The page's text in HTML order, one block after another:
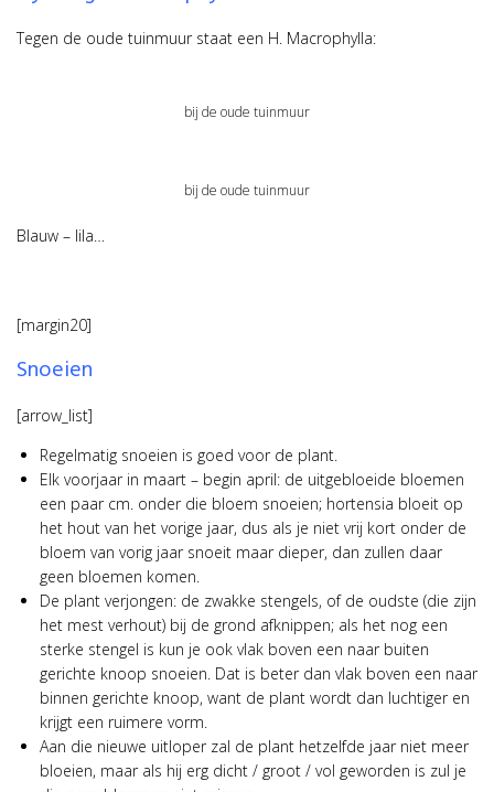
Tegen de oude tuinmuur staat een H. Macrophylla:
bij de oude tuinmuur
bij de oude tuinmuur
Blauw – lila…
[margin20]
Snoeien
[arrow_list]
Regelmatig snoeien is goed voor de plant.
Elk voorjaar in maart – begin april: de uitgebloeide bloemen
een paar cm. onder die bloem snoeien; hortensia bloeit op
het hout van het vorige jaar, dus als je niet vrij kort onder de
bloem van vorig jaar snoeit maar dieper, dan zullen daar
geen bloemen komen.
De plant verjongen: de zwakke stengels, of de oudste (die zijn
het mest verhout) bij de grond afknippen; als het nog een
sterke stengel is kun je ook vlak boven een naar buiten
gerichte knoop snoeien. Dat is beter dan vlak boven een naar
binnen gerichte knoop, want de plant wordt dan luchtiger en
krijgt een ruimere vorm.
Aan die nieuwe uitloper zal de plant hetzelfde jaar niet meer
bloeien, maar als hij erg dicht / groot / vol geworden is zul je